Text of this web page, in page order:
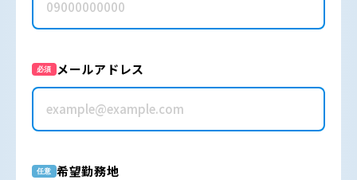
必須 メールアドレス
任意 希望勤務地